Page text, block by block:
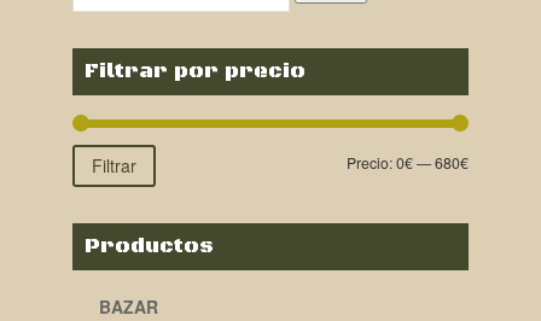
Filtrar por precio
Filtrar Precio:0€—680€
Productos
BAZAR